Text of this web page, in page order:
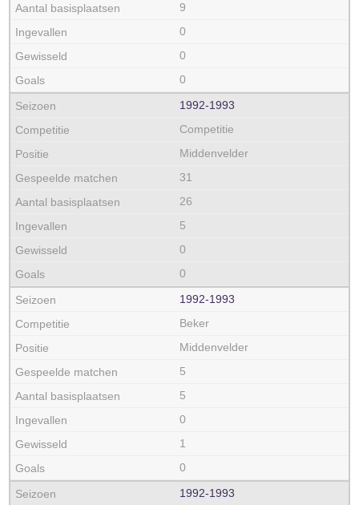
9
0
0
0
1992‑1993
Competitie
Middenvelder
31
26
5
0
0
1992‑1993
Beker
Middenvelder
5
5
0
1
0
1992‑1993